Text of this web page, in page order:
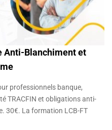
Anti-Blanchiment et
professionnels banque,
TRACFIN et obligations anti-
30€. La formation LCB-FT